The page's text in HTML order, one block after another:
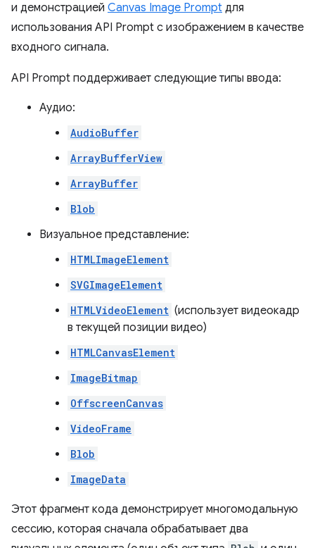
и демонстрацией Canvas Image Prompt для
использования API Prompt с изображением в качестве
входного сигнала.
API Prompt поддерживает следующие типы ввода:
Аудио:
AudioBuffer
ArrayBufferView
ArrayBuffer
Blob
Визуальное представление:
HTMLImageElement
SVGImageElement
HTMLVideoElement (использует видеокадр
в текущей позиции видео)
HTMLCanvasElement
ImageBitmap
OffscreenCanvas
VideoFrame
Blob
ImageData
Этот фрагмент кода демонстрирует многомодальную
сессию, которая сначала обрабатывает два